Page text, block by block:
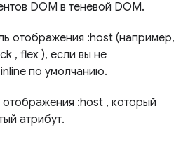
DOM в теневой DOM.
отображения :host (например,
, flex ), если вы не
по умолчанию.
отображения :host , который
атрибут.